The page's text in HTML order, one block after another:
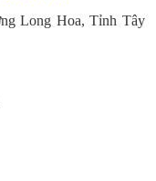
Long Hoa, Tỉnh Tây